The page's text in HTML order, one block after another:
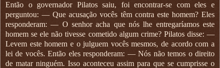
Então o governador Pilatos saiu, foi encontrar-se com eles e
perguntou: — Que acusação vocês têm contra este homem? Eles
responderam: — O senhor acha que nós lhe entregaríamos este
homem se ele não tivesse cometido algum crime? Pilatos disse: —
Levem este homem e o julguem vocês mesmos, de acordo com a
lei de vocês. Então eles responderam: — Nós não temos o direito
de matar ninguém. Isso aconteceu assim para que se cumprisse o